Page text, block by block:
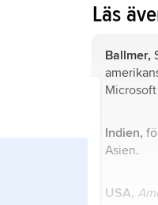
Läs
Ballmer,
Indien,
Asien.
USA,